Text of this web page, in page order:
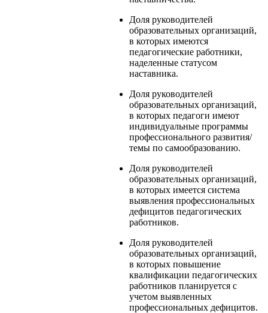
Доля руководителей
образовательных организаций,
в которых имеются
педагогические работники,
наделенные статусом
наставника.
Доля руководителей
образовательных организаций,
в которых педагоги имеют
индивидуальные программы
профессионального развития/
темы по самообразованию.
Доля руководителей
образовательных организаций,
в которых имеется система
выявления профессиональных
дефицитов педагогических
работников.
Доля руководителей
образовательных организаций,
в которых повышение
квалификации педагогических
работников планируется с
учетом выявленных
профессиональных дефицитов.